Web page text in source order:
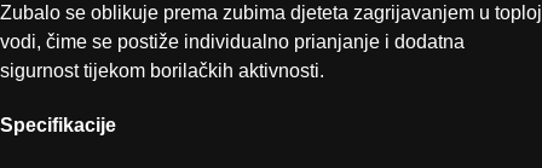
Zubalo se oblikuje prema zubima djeteta zagrijavanjem u toploj
vodi, čime se postiže individualno prianjanje i dodatna
sigurnost tijekom borilačkih aktivnosti.
Specifikacije